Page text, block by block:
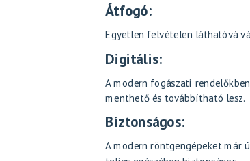
Átfogó:
Egyetlen felvételen láthatóvá
Digitális:
A modern fogászati
menthető és továbbítható lesz.
Biztonságos:
A modern röntgengépeket már